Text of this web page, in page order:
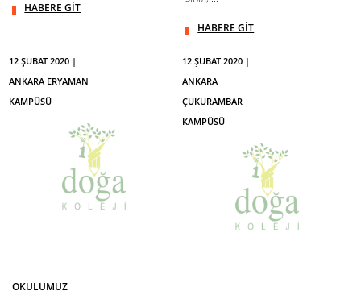
HABERE GİT
HABERE GİT
12 ŞUBAT 2020 |
ANKARA ERYAMAN
KAMPÜSÜ
OKULUMUZ
12 ŞUBAT 2020 |
ANKARA
ÇUKURAMBAR
KAMPÜSÜ